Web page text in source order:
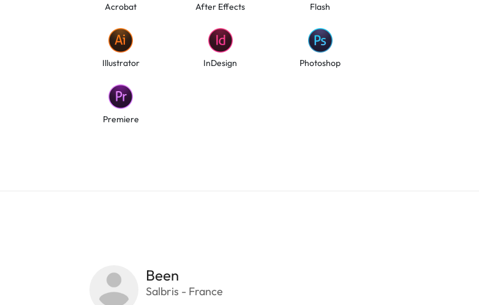
Acrobat After Effects Flash
Illustrator InDesign Photoshop
Premiere
Been
Salbris - France